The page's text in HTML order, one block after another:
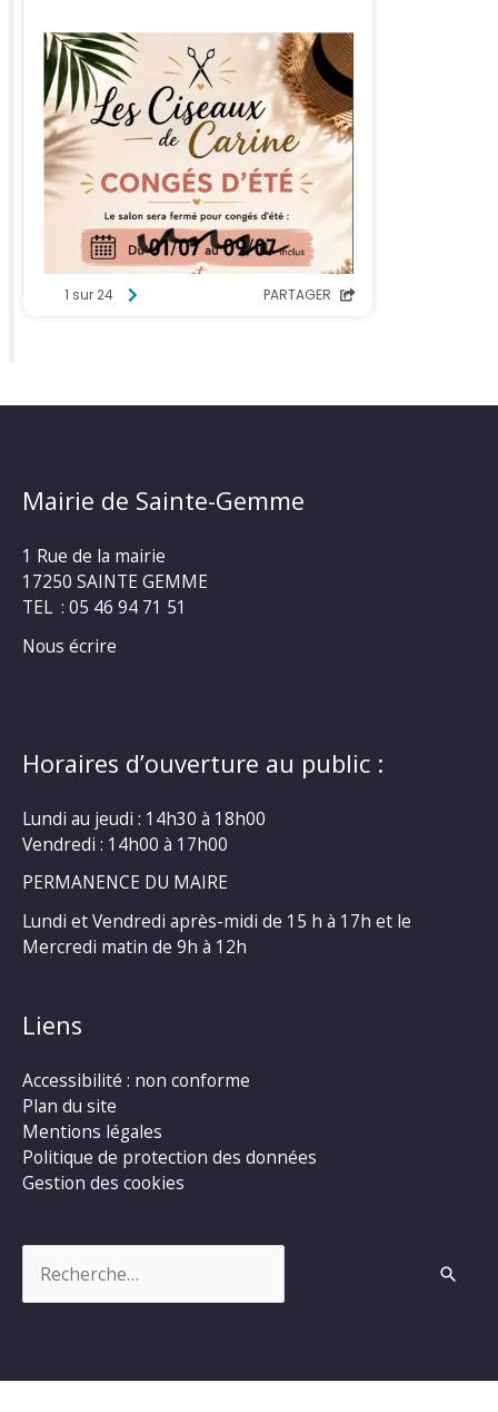
Mairie de Sainte-Gemme
1 Rue de la mairie
17250 SAINTE GEMME
TEL : 05 46 94 71 51
Nous écrire
Horaires d’ouverture au public :
Lundi au jeudi : 14h30 à 18h00
Vendredi : 14h00 à 17h00
PERMANENCE DU MAIRE
Lundi et Vendredi après-midi de 15 h à 17h et le
Mercredi matin de 9h à 12h
Liens
Accessibilité : non conforme
Plan du site
Mentions légales
Politique de protection des données
Gestion des cookies